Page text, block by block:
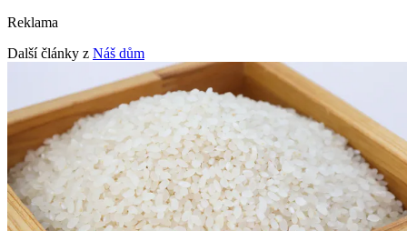
Reklama
Další články z Náš dům